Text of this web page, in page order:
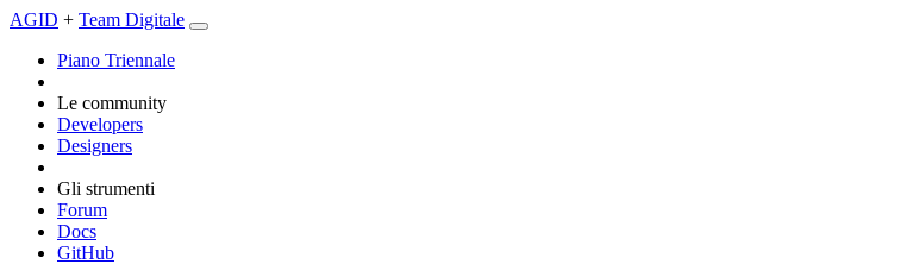
AGID + Team Digitale
Piano Triennale
Le community
Developers
Designers
Gli strumenti
Forum
Docs
GitHub